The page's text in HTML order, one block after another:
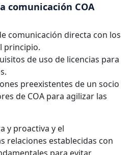
comunicación COA
comunicación directa con los
principio.
de uso de licencias para
preexistentes de un socio
de COA para agilizar las
y proactiva y el
relaciones establecidas con